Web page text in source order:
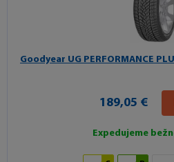
Goodyear UG PERFORMANCE
189,05 €
Expedujeme